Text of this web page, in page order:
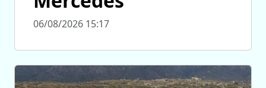
06/08/2026 15:17